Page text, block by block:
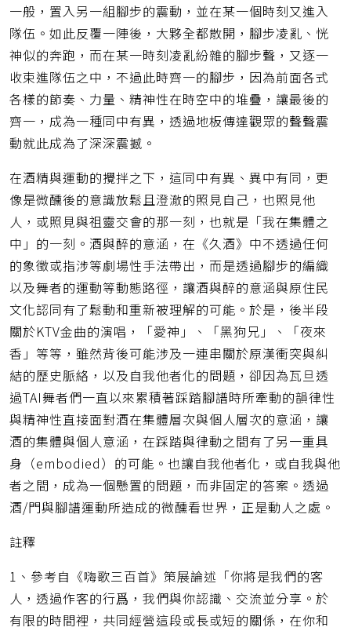
一般，置入另一組腳步的震動，並在某一個時刻又進入
隊伍。如此反覆一陣後，大夥全都散開，腳步凌亂、恍
神似的奔跑，而在某一時刻凌亂紛雜的腳步聲，又逐一
收束進隊伍之中，不過此時齊一的腳步，因為前面各式
各樣的節奏、力量、精神性在時空中的堆疊，讓最後的
齊一，成為一種同中有異，透過地板傳達觀眾的聲聲震
動就此成為了深深震撼。
在酒精與運動的攪拌之下，這同中有異、異中有同，更
像是微醺後的意識放鬆且澄澈的照見自己，也照見他
人，或照見與祖靈交會的那一刻，也就是「我在集體之
中」的一刻。酒與醉的意涵，在《久酒》中不透過任何
的象徵或指涉等劇場性手法帶出，而是透過腳步的編織
以及舞者的運動等動態路徑，讓酒與醉的意涵與原住民
文化認同有了鬆動和重新被理解的可能。於是，後半段
關於KTV金曲的演唱，「愛神」、「黑狗兄」、「夜來
香」等等，雖然背後可能涉及一連串關於原漢衝突與糾
結的歷史脈絡，以及自我他者化的問題，卻因為瓦旦透
過TAI舞者們一直以來累積著踩踏腳譜時所牽動的韻律性
與精神性直接面對酒在集體層次與個人層次的意涵，讓
酒的集體與個人意涵，在踩踏與律動之間有了另一重具
身（embodied）的可能。也讓自我他者化，或自我與他
者之間，成為一個懸置的問題，而非固定的答案。透過
酒/門與腳譜運動所造成的微醺看世界，正是動人之處。
註釋
1、參考自《嗨歌三百首》策展論述「你將是我們的客
人，透過作客的行爲，我們與你認識、交流並分享。於
有限的時間裡，共同經營這段或長或短的關係，在你和